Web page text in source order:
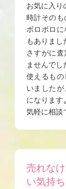
お気に入り
時計その
ボロボロ
もありまし
さすがに
ませんでし
使えるも
いました
になります
気軽に相談
売れな
い気持